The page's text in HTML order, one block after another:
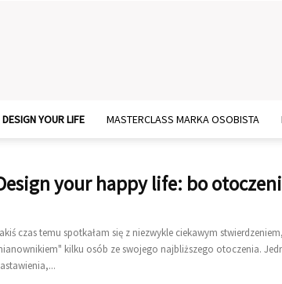
YOUR LIFE MASTERCLASS MARKA OSOBISTA
your happy life: bo
czas temu spotkałam się z niezwykle ciekawym
kilku osób ze swojego najbliższego otoczenia.